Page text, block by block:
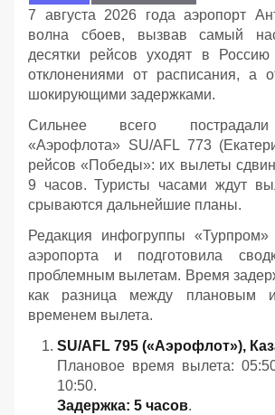
7 августа 2026 года аэропорт
волна сбоев, вызвав самый
десятки рейсов уходят в
отклонениями от расписания, а
шокирующими задержками.
Сильнее всего
«Аэрофлота» SU/AFL 773
рейсов «Победы»: их вылеты
9 часов. Туристы часами ждут
срываются дальнейшие планы.
Редакция инфогруппы «Турпром»
аэропорта и подготовила
проблемным вылетам. Время
как разница между плановым и
временем вылета.
SU/AFL 795 («Аэрофлот»),
Плановое время вылета:
10:50.
Задержка: 5 часов.